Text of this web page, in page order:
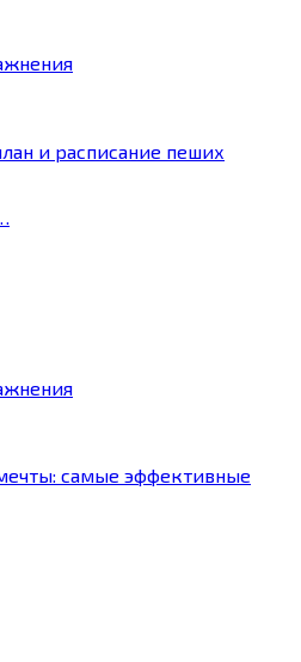
и расписание пеших
самые эффективные